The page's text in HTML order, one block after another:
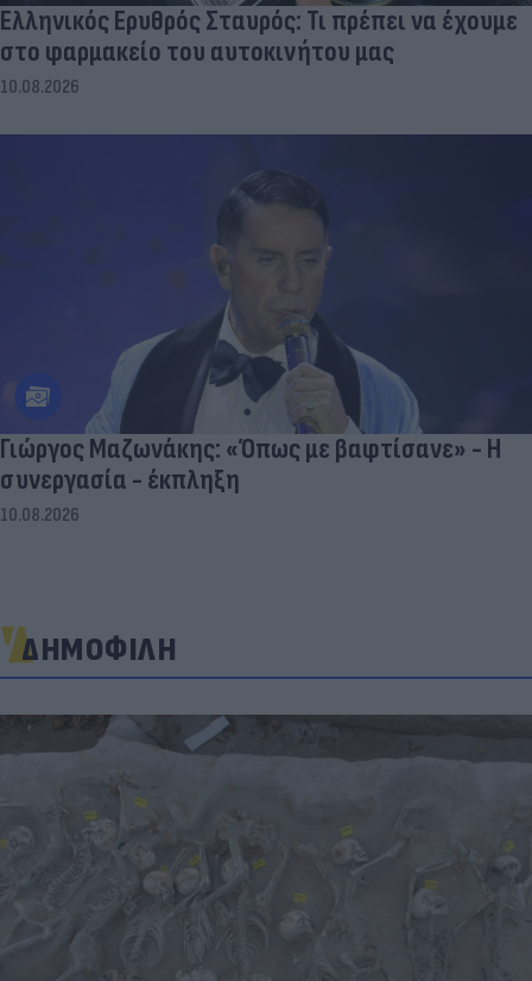
Ελληνικός Ερυθρός Σταυρός: Τι πρέπει να έχουμε
στο φαρμακείο του αυτοκινήτου μας
10.08.2026
Γιώργος Μαζωνάκης: «Όπως με βαφτίσανε» - Η
συνεργασία - έκπληξη
10.08.2026
ΔΗΜΟΦΙΛΗ